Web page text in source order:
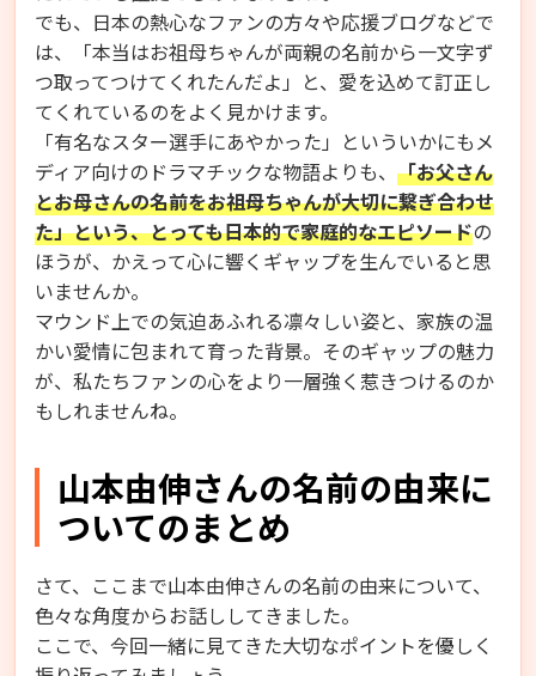
でも、日本の熱心なファンの方々や応援ブログなどで
は、「本当はお祖母ちゃんが両親の名前から一文字ず
つ取ってつけてくれたんだよ」と、愛を込めて訂正し
てくれているのをよく見かけます。
「有名なスター選手にあやかった」といういかにもメ
ディア向けのドラマチックな物語よりも、 「お父さん
とお母さんの名前をお祖母ちゃんが大切に繋ぎ合わせ
た」という、とっても日本的で家庭的なエピソードの
ほうが、かえって心に響くギャップを生んでいると思
いませんか。
マウンド上での気迫あふれる凛々しい姿と、家族の温
かい愛情に包まれて育った背景。そのギャップの魅力
が、私たちファンの心をより一層強く惹きつけるのか
もしれませんね。
山本由伸さんの名前の由来に
ついてのまとめ
さて、ここまで山本由伸さんの名前の由来について、
色々な角度からお話ししてきました。
ここで、今回一緒に見てきた大切なポイントを優しく